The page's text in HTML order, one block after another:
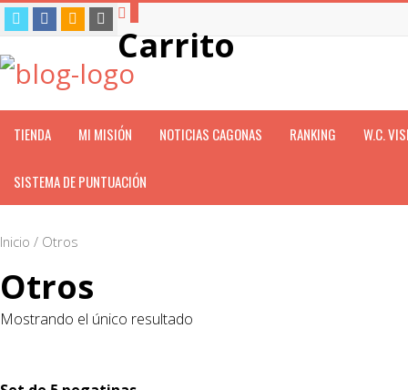
Carrito
TIENDA MI MISIÓN NOTICIAS CAGONAS RANKING W.C.
SISTEMA DE PUNTUACIÓN
Inicio / Otros
Otros
Mostrando el único resultado